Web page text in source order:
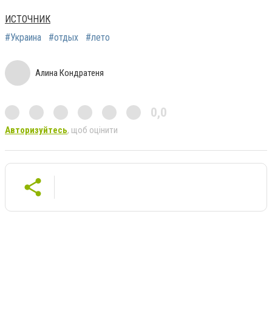
ИСТОЧНИК
#Украина
#отдых #лето
Алина Кондратеня
0,0
Авторизуйтесь, щоб оцінити